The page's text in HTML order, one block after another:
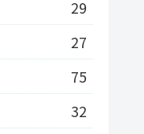
29
27
75
32